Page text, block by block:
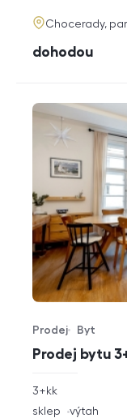
adresa
Chocerady,
cena
dohodou
Prodej bytu
Typ nabídky
Prodej
Typ nemovitosti
Byt
rozměry
dispozice
3+kk
funkce
sklep výtah